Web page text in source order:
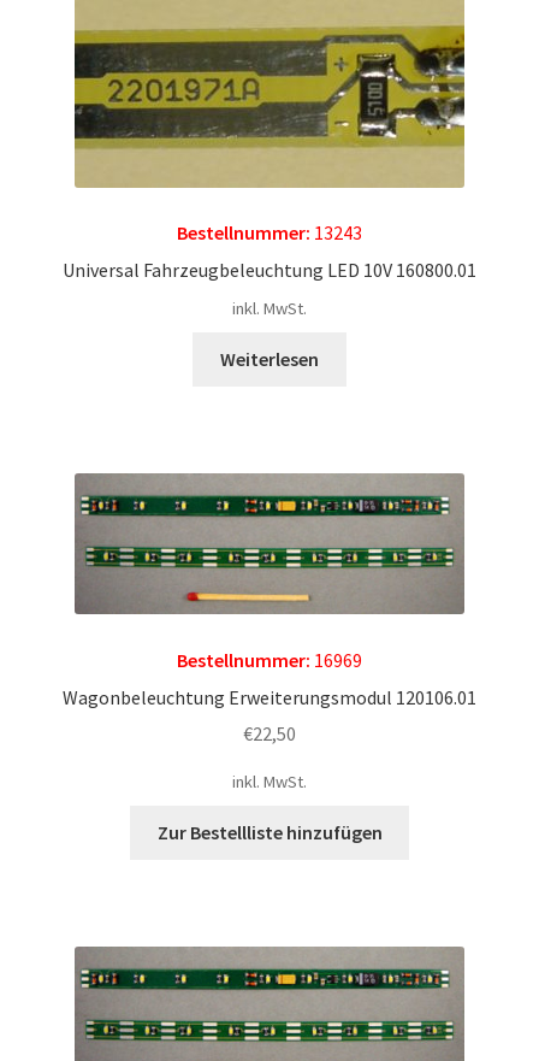
Bestellnummer: 13243
Universal Fahrzeugbeleuchtung LED 10V 160800.01
inkl. MwSt.
Weiterlesen
Bestellnummer: 16969
Wagonbeleuchtung Erweiterungsmodul 120106.01
€22,50
inkl. MwSt.
Zur Bestellliste hinzufügen